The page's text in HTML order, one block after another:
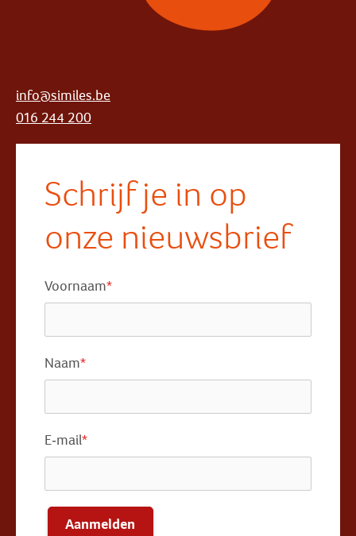
info@similes.be
016 244 200
Schrijf je in op
onze nieuwsbrief
Voornaam*
Naam*
E-mail*
Aanmelden